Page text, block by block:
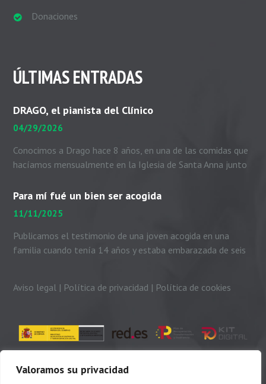
Valoramos su privacidad
Donaciones
ÚLTIMAS ENTRADAS
DRAGO, el pianista del Clínico
04/29/2026
Conocimos a Drago hace 8 años, en una de las comidas que
hacíamos mensualmente en la Iglesia de Santa Anna junto
Para mí fué un bien ser acogida
11/11/2025
Publicamos el testimonio de una joven acogida en una
familia cuando tenía 14 años y estaba embarazada de seis
Aviso legal | Política de privacidad | Política de cookies